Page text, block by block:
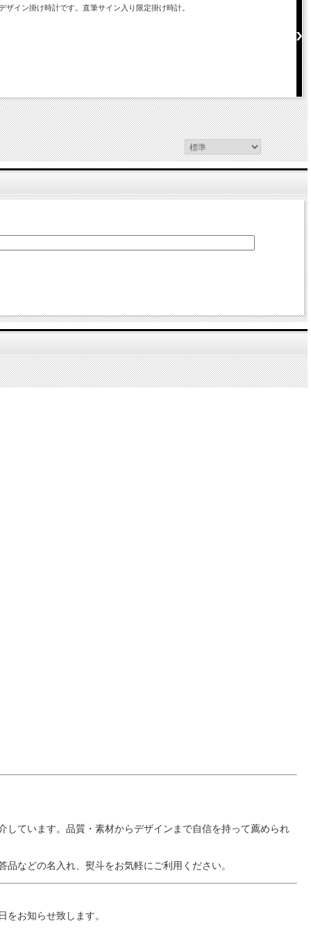
イン掛け時計です。直筆サイン入り限定掛け時計。
ています。品質・素材からデザインまで自信を持って薦められ
などの名入れ、熨斗をお気軽にご利用ください。
お知らせ致します。